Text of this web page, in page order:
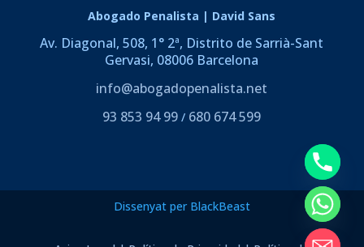
Abogado Penalista | David Sans
Av. Diagonal, 508, 1° 2ª, Distrito de Sarrià-Sant
Gervasi, 08006 Barcelona
info@abogadopenalista.net
93 853 94 99 / 680 674 599
Dissenyat per BlackBeast